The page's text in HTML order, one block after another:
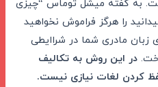
به گفته میشل توماس “چیزی
را هرگز فراموش نخواهید
زبان مادری شما در شراایطی
در این روش به تکالیف
کردن لغات نیازی نیست.